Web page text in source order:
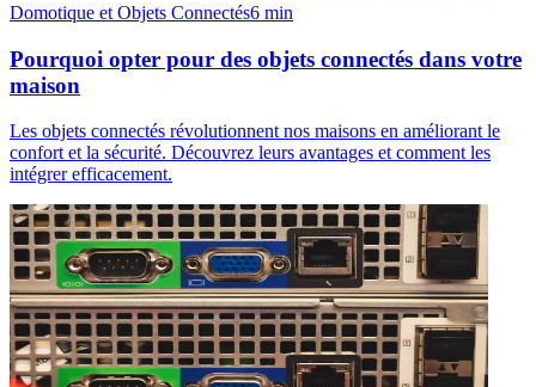
Domotique et Objets Connectés6 min
Pourquoi opter pour des objets connectés dans votre
maison
Les objets connectés révolutionnent nos maisons en améliorant le
confort et la sécurité. Découvrez leurs avantages et comment les
intégrer efficacement.